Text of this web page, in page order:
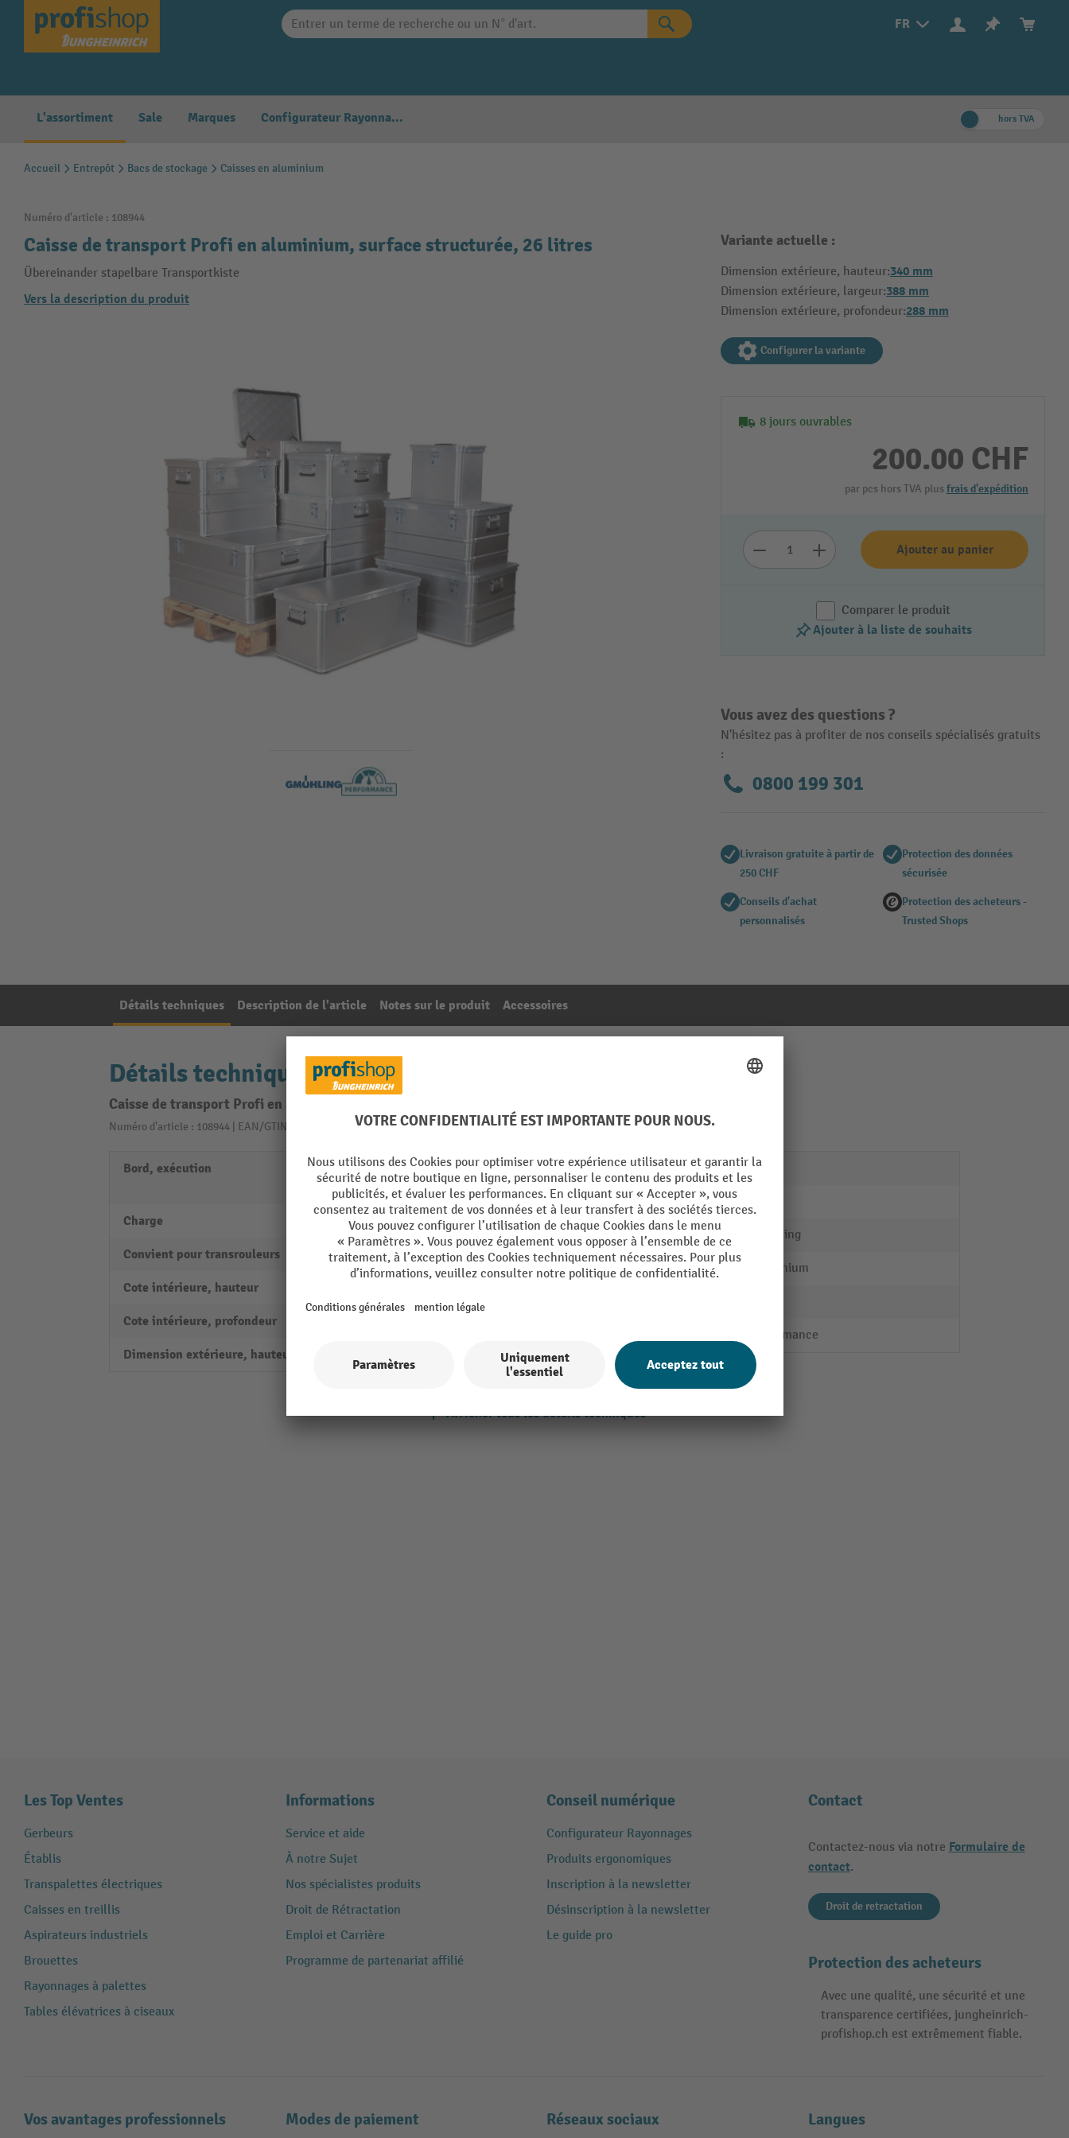
Skip to main navigation FR
L'assortiment Sale Marques Configurateur Rayonnages hors TVA
Accueil Entrepôt Bacs de stockage Caisses en aluminium
Numéro d'article : 108944
Caisse de transport Profi en aluminium, surface structurée, 26 litres
Übereinander stapelbare Transportkiste
Vers la description du produit
Variante actuelle :
Dimension extérieure, hauteur:340 mm
Dimension extérieure, largeur:388 mm
Dimension extérieure, profondeur:288 mm
Configurer la variante
8 jours ouvrables
200.00 CHF
par pcs hors TVA plus frais d'expédition
Ajouter au panier
Comparer le produit
Ajouter à la liste de souhaits
Vous avez des questions ?
N'hésitez pas à profiter de nos conseils spécialisés gratuits
:
0800 199 301
Livraison gratuite à partir de
250 CHF
Protection des données
sécurisée
Conseils d'achat
personnalisés
Protection des acheteurs -
Trusted Shops
Détails techniques Description de l'article Notes sur le produit Accessoires
Détails techniques
Caisse de transport Profi en aluminium, surface structurée, 26 litres
Numéro d'article : 108944 | EAN/GTIN: 4260257920711De la catégorie :Caisses en aluminium
Bord, exécution
Rebord d'empilage sur tout le
pourtour
Charge 1200 kg
Convient pour transrouleurs oui
Cote intérieure, hauteur
Cote intérieure, profondeur
Dimension extérieure, hauteur
Force portante 20 kg
Garantie fournisseur
Marque Gmöhling
Matériau Aluminium
Performance
Afficher tous les détails techniques
Les Top Ventes
Gerbeurs
Établis
Transpalettes électriques
Caisses en treillis
Aspirateurs industriels
Brouettes
Rayonnages à palettes
Tables élévatrices à ciseaux
Informations
Service et aide
À notre Sujet
Nos spécialistes produits
Droit de Rétractation
Emploi et Carrière
Programme de partenariat affilié
Conseil numérique
Configurateur Rayonnages
Produits ergonomiques
Inscription à la newsletter
Désinscription à la newsletter
Le guide pro
Contact
Contactez-nous via notre Formulaire de
contact.
Droit de retractation
Protection des acheteurs
Avec une qualité, une sécurité et une
transparence certifiées, jungheinrich-
profishop.ch est extrêmement fiable.
Vos avantages professionnels Modes de paiement Réseaux sociaux Langues